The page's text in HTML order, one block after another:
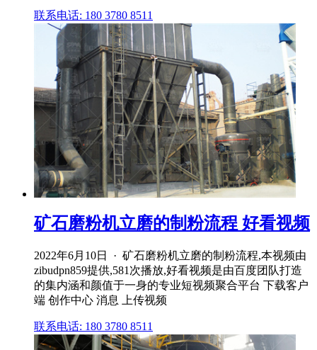
联系电话: 180 3780 8511
矿石磨粉机立磨的制粉流程 好看视频
2022年6月10日 · 矿石磨粉机立磨的制粉流程,本视频由
zibudpn859提供,581次播放,好看视频是由百度团队打造
的集内涵和颜值于一身的专业短视频聚合平台 下载客户
端 创作中心 消息 上传视频
联系电话: 180 3780 8511